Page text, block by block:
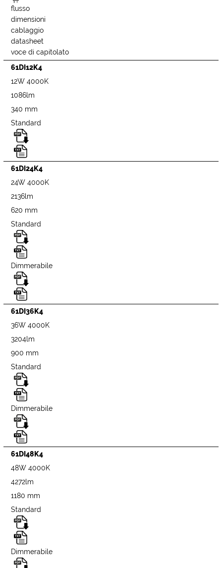
flusso
dimensioni
cablaggio
datasheet
voce di capitolato
61DI12K4
12W 4000K
1086lm
340 mm
Standard
61DI24K4
24W 4000K
2136lm
620 mm
Standard
Dimmerabile
61DI36K4
36W 4000K
3204lm
900 mm
Standard
Dimmerabile
61DI48K4
48W 4000K
4272lm
1180 mm
Standard
Dimmerabile